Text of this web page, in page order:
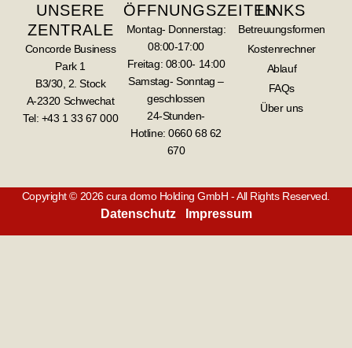
UNSERE
ZENTRALE
Concorde Business
Park 1
B3/30, 2. Stock
A-2320 Schwechat
Tel: +43 1 33 67 000
ÖFFNUNGSZEITEN
Montag- Donnerstag:
08:00-17:00
Freitag: 08:00- 14:00
Samstag- Sonntag –
geschlossen
24-Stunden-
Hotline: 0660 68 62
670
LINKS
Betreuungsformen
Kostenrechner
Ablauf
FAQs
Über uns
Copyright © 2026 cura domo Holding GmbH - All Rights Reserved.
Datenschutz Impressum